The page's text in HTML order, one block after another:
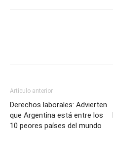
Artículo anterior
Derechos laborales: Advierten
que Argentina está entre los
10 peores países del mundo